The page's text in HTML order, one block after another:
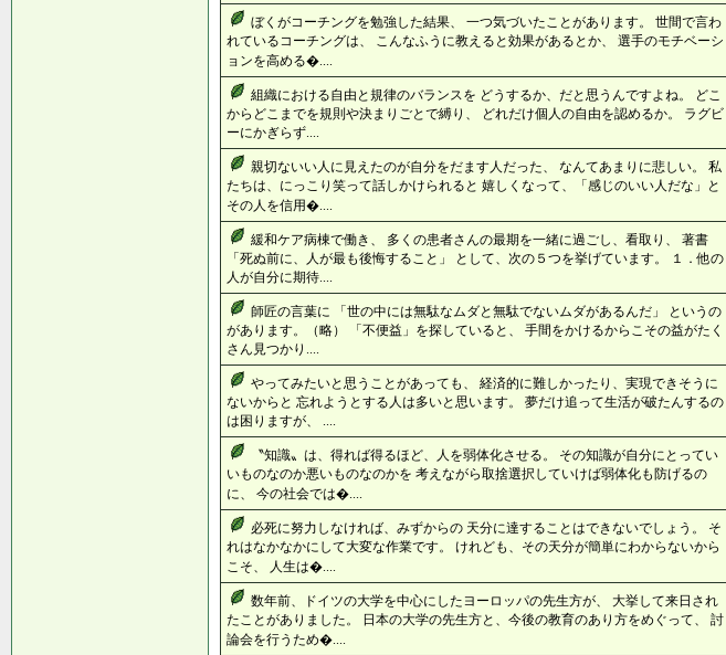
ぼくがコーチングを勉強した結果、 一つ気づいたことがあります。 世間で言わ
れているコーチングは、 こんなふうに教えると効果があるとか、 選手のモチベーシ
ョンを高める�....
組織における自由と規律のバランスを どうするか、だと思うんですよね。 どこ
からどこまでを規則や決まりごとで縛り、 どれだけ個人の自由を認めるか。 ラグビ
ーにかぎらず....
親切ないい人に見えたのが自分をだます人だった、 なんてあまりに悲しい。 私
たちは、にっこり笑って話しかけられると 嬉しくなって、「感じのいい人だな」と
その人を信用�....
緩和ケア病棟で働き、 多くの患者さんの最期を一緒に過ごし、看取り、 著書
「死ぬ前に、人が最も後悔すること」 として、次の５つを挙げています。 １．他の
人が自分に期待....
師匠の言葉に 「世の中には無駄なムダと無駄でないムダがあるんだ」 というの
があります。（略） 「不便益」を探していると、 手間をかけるからこその益がたく
さん見つかり....
やってみたいと思うことがあっても、 経済的に難しかったり、実現できそうに
ないからと 忘れようとする人は多いと思います。 夢だけ追って生活が破たんするの
は困りますが、 ....
〝知識〟は、得れば得るほど、人を弱体化させる。 その知識が自分にとってい
いものなのか悪いものなのかを 考えながら取捨選択していけば弱体化も防げるの
に、 今の社会では�....
必死に努力しなければ、みずからの 天分に達することはできないでしょう。 そ
れはなかなかにして大変な作業です。 けれども、その天分が簡単にわからないから
こそ、 人生は�....
数年前、ドイツの大学を中心にしたヨーロッパの先生方が、 大挙して来日され
たことがありました。 日本の大学の先生方と、今後の教育のあり方をめぐって、 討
論会を行うため�....